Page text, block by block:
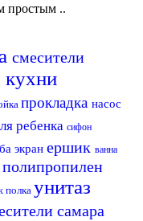
простым ..
смесители
кухни
прокладка насос
ребенка сифон
экран ершик ванна
полипропилен
полка унитаз
самара